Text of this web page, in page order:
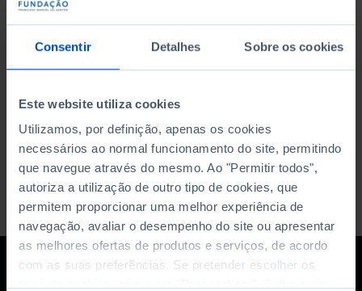
Consentir Detalhes Sobre os cookies
Este website utiliza cookies
Utilizamos, por definição, apenas os cookies
necessários ao normal funcionamento do site, permitindo
que navegue através do mesmo. Ao "Permitir todos",
autoriza a utilização de outro tipo de cookies, que
permitem proporcionar uma melhor experiência de
navegação, avaliar o desempenho do site ou apresentar
as melhores ofertas de produtos e serviços, de acordo
com as suas preferências. Se pretender escolher os
DATA DE INÍCIO
DATA DE FIM